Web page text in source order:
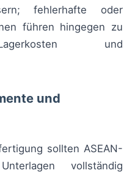
fehlerhafte oder
führen hingegen zu
und
und
sollten ASEAN-
vollständig